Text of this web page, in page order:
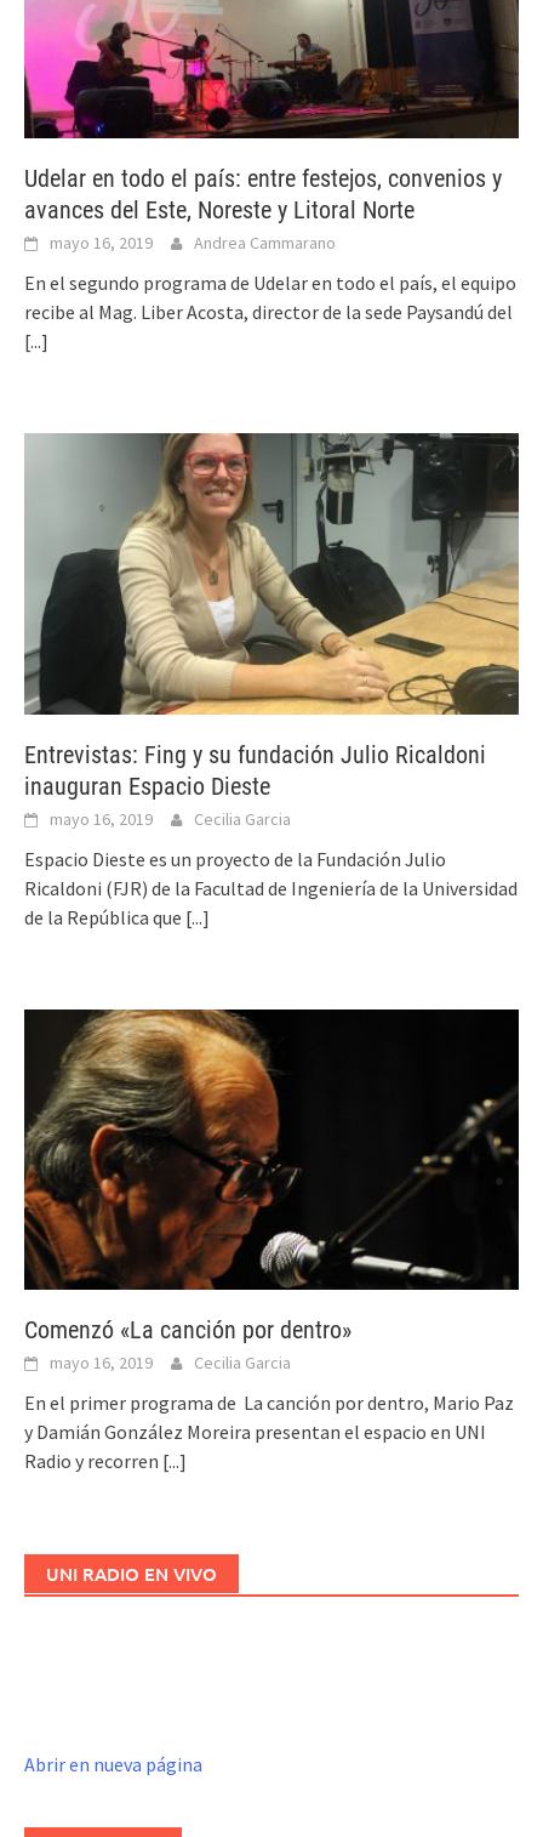
Udelar en todo el país: entre festejos, convenios y
avances del Este, Noreste y Litoral Norte
mayo 16, 2019 Andrea Cammarano
En el segundo programa de Udelar en todo el país, el equipo
recibe al Mag. Liber Acosta, director de la sede Paysandú del
[...]
Entrevistas: Fing y su fundación Julio Ricaldoni
inauguran Espacio Dieste
mayo 16, 2019 Cecilia Garcia
Espacio Dieste es un proyecto de la Fundación Julio
Ricaldoni (FJR) de la Facultad de Ingeniería de la Universidad
de la República que [...]
Comenzó «La canción por dentro»
mayo 16, 2019 Cecilia Garcia
En el primer programa de La canción por dentro, Mario Paz
y Damián González Moreira presentan el espacio en UNI
Radio y recorren [...]
UNI RADIO EN VIVO
Abrir en nueva página